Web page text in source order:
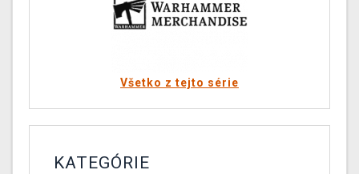
Všetko z tejto série
KATEGÓRIE